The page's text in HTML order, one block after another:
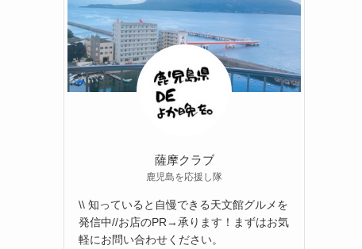
薩摩クラブ
鹿児島を応援し隊
\\ 知っていると自慢できる天文館グルメを
発信中//お店のPR→承ります！まずはお気
軽にお問い合わせください。